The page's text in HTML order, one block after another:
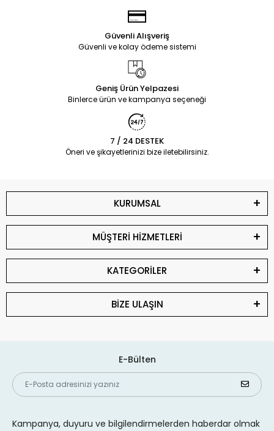
Güvenli Alışveriş
Güvenli ve kolay ödeme sistemi
Geniş Ürün Yelpazesi
Binlerce ürün ve kampanya seçeneği
7 / 24 DESTEK
Öneri ve şikayetlerinizi bize iletebilirsiniz.
KURUMSAL
MÜŞTERİ HİZMETLERİ
KATEGORİLER
BİZE ULAŞIN
E-Bülten
Kampanya, duyuru ve bilgilendirmelerden haberdar olmak